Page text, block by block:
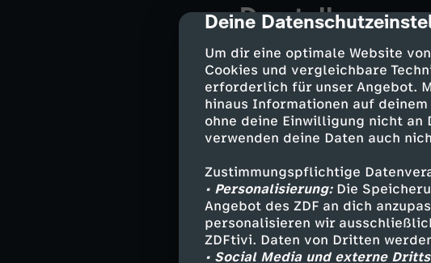
cmp-dialog-
Deine
Um dir eine optimale Website
Cookies und vergleichbare
erforderlich für unser Angebot.
hinaus Informationen auf
ohne deine Einwilligung nicht
verwenden deine Daten auch
Zustimmungspflichtige
• Personalisierung:Die
Angebot des ZDF an dich
personalisieren wir
ZDFtivi. Daten von Dritten
• Social Media und externe
Darsteller
Milo Ventimiglia -
Rebecca Pearson -
Randall Pearson -
Kate Pearson -
Kevin Pearson -
Beth Pearson - Susan
Toby Damon - Chris
Miguel Rivas - Jon
Madison Simmons -
Randall (jung) -
Tess Pearson - Eris